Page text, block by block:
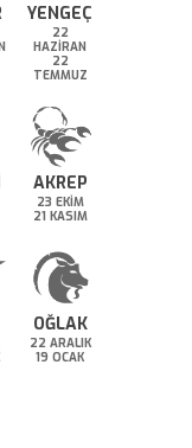
YENGEÇ
22
HAZİRAN
22
TEMMUZ
AKREP
23 EKİM
21 KASIM
OĞLAK
22 ARALIK
19 OCAK